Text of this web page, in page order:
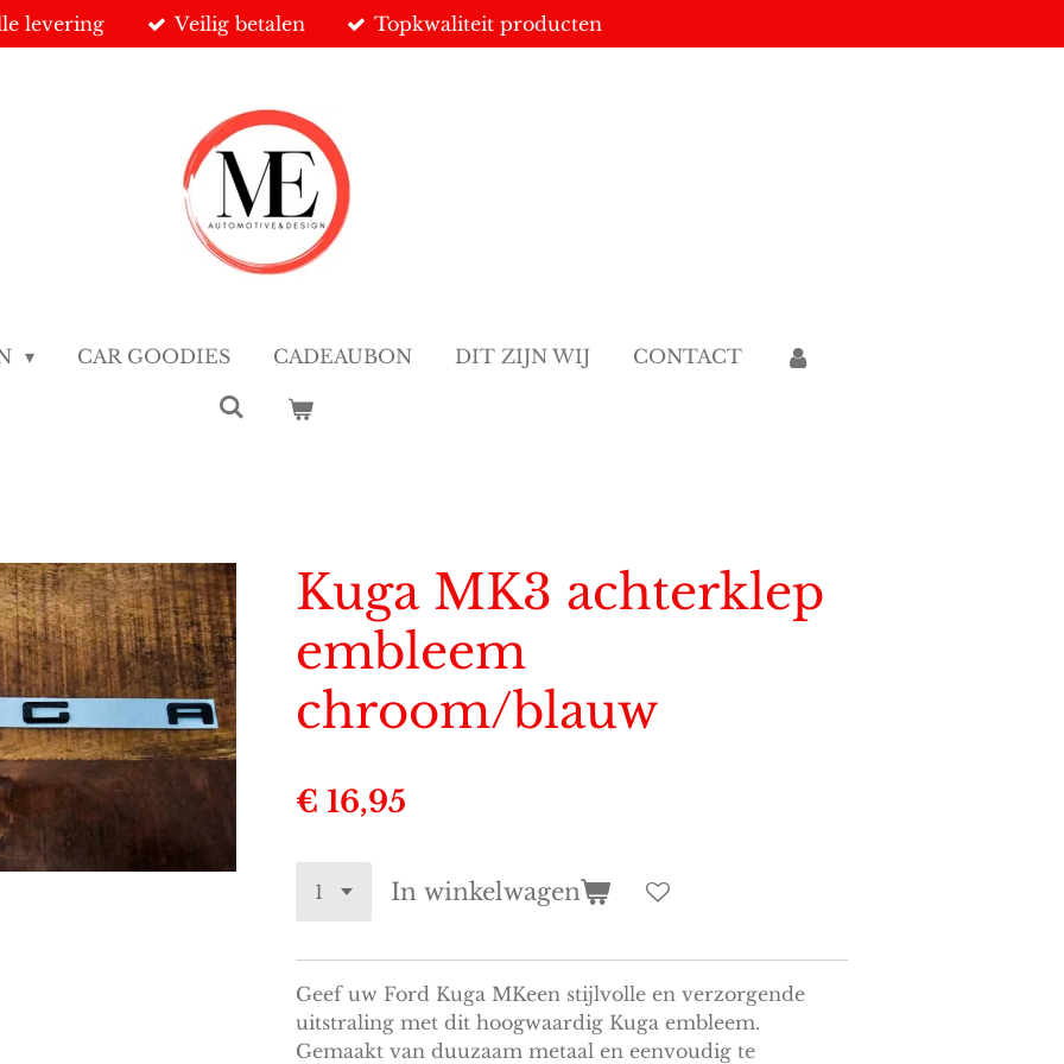
levering Veilig betalen Topkwaliteit producten
CAR GOODIES CADEAUBON DIT ZIJN WIJ CONTACT
Kuga MK3 achterklep
embleem
chroom/blauw
€ 16,95
In winkelwagen
Geef uw Ford Kuga MKeen stijlvolle en verzorgende
uitstraling met dit hoogwaardig Kuga embleem.
Gemaakt van duuzaam metaal en eenvoudig te